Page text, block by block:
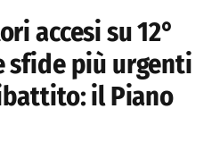
accesi su 12°
sfide più urgenti
il Piano